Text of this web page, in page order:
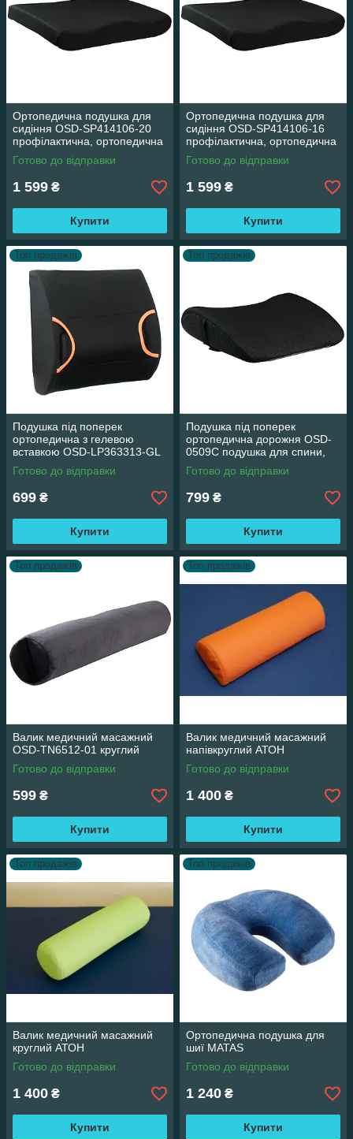
Ортопедична подушка для
сидіння OSD-SP414106-20
профілактична, ортопедична
подушка під сідниці
Готово до відправки
1 599 ₴
Купити
Ортопедична подушка для
сидіння OSD-SP414106-16
профілактична, ортопедична
подушка під сідниці
Готово до відправки
1 599 ₴
Купити
Топ продажів
Подушка під поперек
ортопедична з гелевою
вставкою OSD-LP363313-GL
подушка для спини, під спину
Готово до відправки
699 ₴
Купити
Топ продажів
Подушка під поперек
ортопедична дорожня OSD-
0509C подушка для спини,
під спину
Готово до відправки
799 ₴
Купити
Топ продажів
Валик медичний масажний
OSD-TN6512-01 круглий
Готово до відправки
599 ₴
Купити
Топ продажів
Валик медичний масажний
напівкруглий АТОН
Готово до відправки
1 400 ₴
Купити
Топ продажів
Валик медичний масажний
круглий АТОН
Готово до відправки
1 400 ₴
Купити
Топ продажів
Ортопедична подушка для
шиї MATAS
Готово до відправки
1 240 ₴
Купити